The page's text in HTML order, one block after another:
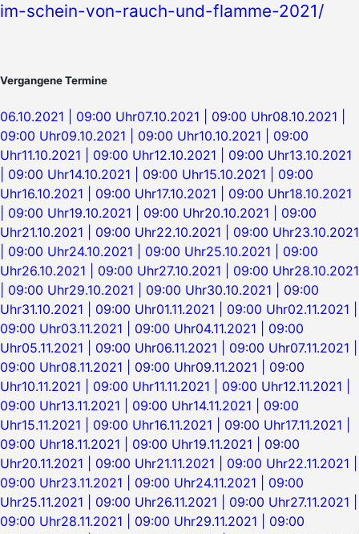
im-schein-von-rauch-und-flamme-2021/
Vergangene Termine
06.10.2021 | 09:00 Uhr07.10.2021 | 09:00 Uhr08.10.2021 |
09:00 Uhr09.10.2021 | 09:00 Uhr10.10.2021 | 09:00
Uhr11.10.2021 | 09:00 Uhr12.10.2021 | 09:00 Uhr13.10.2021
| 09:00 Uhr14.10.2021 | 09:00 Uhr15.10.2021 | 09:00
Uhr16.10.2021 | 09:00 Uhr17.10.2021 | 09:00 Uhr18.10.2021
| 09:00 Uhr19.10.2021 | 09:00 Uhr20.10.2021 | 09:00
Uhr21.10.2021 | 09:00 Uhr22.10.2021 | 09:00 Uhr23.10.2021
| 09:00 Uhr24.10.2021 | 09:00 Uhr25.10.2021 | 09:00
Uhr26.10.2021 | 09:00 Uhr27.10.2021 | 09:00 Uhr28.10.2021
| 09:00 Uhr29.10.2021 | 09:00 Uhr30.10.2021 | 09:00
Uhr31.10.2021 | 09:00 Uhr01.11.2021 | 09:00 Uhr02.11.2021 |
09:00 Uhr03.11.2021 | 09:00 Uhr04.11.2021 | 09:00
Uhr05.11.2021 | 09:00 Uhr06.11.2021 | 09:00 Uhr07.11.2021 |
09:00 Uhr08.11.2021 | 09:00 Uhr09.11.2021 | 09:00
Uhr10.11.2021 | 09:00 Uhr11.11.2021 | 09:00 Uhr12.11.2021 |
09:00 Uhr13.11.2021 | 09:00 Uhr14.11.2021 | 09:00
Uhr15.11.2021 | 09:00 Uhr16.11.2021 | 09:00 Uhr17.11.2021 |
09:00 Uhr18.11.2021 | 09:00 Uhr19.11.2021 | 09:00
Uhr20.11.2021 | 09:00 Uhr21.11.2021 | 09:00 Uhr22.11.2021 |
09:00 Uhr23.11.2021 | 09:00 Uhr24.11.2021 | 09:00
Uhr25.11.2021 | 09:00 Uhr26.11.2021 | 09:00 Uhr27.11.2021 |
09:00 Uhr28.11.2021 | 09:00 Uhr29.11.2021 | 09:00